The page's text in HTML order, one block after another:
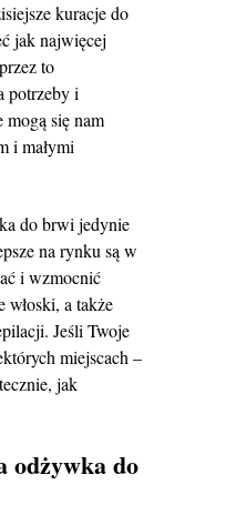
kuracje do
jak najwięcej
to
potrzeby i
się nam
i małymi
do brwi jedynie
na rynku są w
i wzmocnić
włoski, a także
Jeśli Twoje
miejscach –
jak
odżywka do